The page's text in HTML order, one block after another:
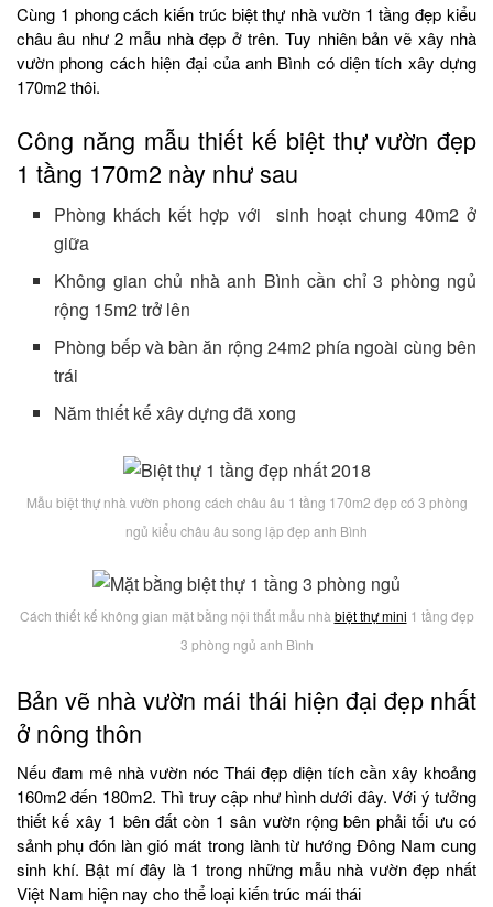
Cùng 1 phong cách kiến trúc biệt thự nhà vườn 1 tầng đẹp kiểu
châu âu như 2 mẫu nhà đẹp ở trên. Tuy nhiên bản vẽ xây nhà
vườn phong cách hiện đại của anh Bình có diện tích xây dựng
170m2 thôi.
Công năng mẫu thiết kế biệt thự vườn đẹp
1 tầng 170m2 này như sau
Phòng khách kết hợp với sinh hoạt chung 40m2 ở
giữa
Không gian chủ nhà anh Bình cần chỉ 3 phòng ngủ
rộng 15m2 trở lên
Phòng bếp và bàn ăn rộng 24m2 phía ngoài cùng bên
trái
Năm thiết kế xây dựng đã xong
Mẫu biệt thự nhà vườn phong cách châu âu 1 tầng 170m2 đẹp có 3 phòng
ngủ kiểu châu âu song lập đẹp anh Bình
Cách thiết kế không gian mặt bằng nội thất mẫu nhà biệt thự mini 1 tầng đẹp
3 phòng ngủ anh Bình
Bản vẽ nhà vườn mái thái hiện đại đẹp nhất
ở nông thôn
Nếu đam mê nhà vườn nóc Thái đẹp diện tích cần xây khoảng
160m2 đến 180m2. Thì truy cập như hình dưới đây. Với ý tưởng
thiết kế xây 1 bên đất còn 1 sân vườn rộng bên phải tối ưu có
sảnh phụ đón làn gió mát trong lành từ hướng Đông Nam cung
sinh khí. Bật mí đây là 1 trong những mẫu nhà vườn đẹp nhất
Việt Nam hiện nay cho thể loại kiến trúc mái thái